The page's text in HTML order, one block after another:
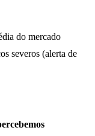
do mercado
severos (alerta de